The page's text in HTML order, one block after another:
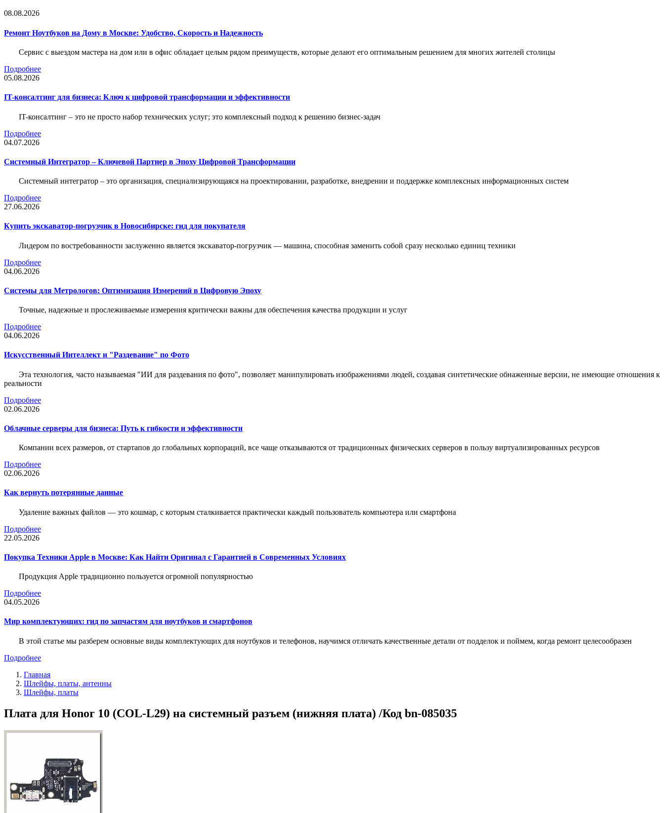
08.08.2026
Ремонт Ноутбуков на Дому в Москве: Удобство, Скорость и Надежность
Сервис с выездом мастера на дом или в офис обладает целым рядом преимуществ, которые делают его оптимальным решением для многих жителей столицы
Подробнее
05.08.2026
IT-консалтинг для бизнеса: Ключ к цифровой трансформации и эффективности
IT-консалтинг – это не просто набор технических услуг; это комплексный подход к решению бизнес-задач
Подробнее
04.07.2026
Системный Интегратор – Ключевой Партнер в Эпоху Цифровой Трансформации
Системный интегратор – это организация, специализирующаяся на проектировании, разработке, внедрении и поддержке комплексных информационных систем
Подробнее
27.06.2026
Купить экскаватор-погрузчик в Новосибирске: гид для покупателя
Лидером по востребованности заслуженно является экскаватор-погрузчик — машина, способная заменить собой сразу несколько единиц техники
Подробнее
04.06.2026
Системы для Метрологов: Оптимизация Измерений в Цифровую Эпоху
Точные, надежные и прослеживаемые измерения критически важны для обеспечения качества продукции и услуг
Подробнее
04.06.2026
Искусственный Интеллект и "Раздевание" по Фото
Эта технология, часто называемая "ИИ для раздевания по фото", позволяет манипулировать изображениями людей, создавая синтетические обнаженные версии, не имеющие отношения к
реальности
Подробнее
02.06.2026
Облачные серверы для бизнеса: Путь к гибкости и эффективности
Компании всех размеров, от стартапов до глобальных корпораций, все чаще отказываются от традиционных физических серверов в пользу виртуализированных ресурсов
Подробнее
02.06.2026
Как вернуть потерянные данные
Удаление важных файлов — это кошмар, с которым сталкивается практически каждый пользователь компьютера или смартфона
Подробнее
22.05.2026
Покупка Техники Apple в Москве: Как Найти Оригинал с Гарантией в Современных Условиях
Продукция Apple традиционно пользуется огромной популярностью
Подробнее
04.05.2026
Мир комплектующих: гид по запчастям для ноутбуков и смартфонов
В этой статье мы разберем основные виды комплектующих для ноутбуков и телефонов, научимся отличать качественные детали от подделок и поймем, когда ремонт целесообразен
Подробнее
Главная
Шлейфы, платы, антенны
Шлейфы, платы
Плата для Honor 10 (COL-L29) на системный разъем (нижняя плата) /Код bn-085035